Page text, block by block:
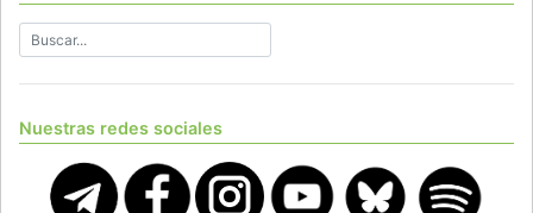
Nuestras redes sociales